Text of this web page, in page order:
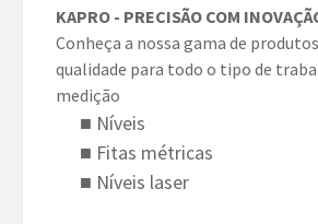
KAPRO - PRECISÃO COM
Conheça a nossa gama de
qualidade para todo o tipo de
medição
■ Níveis
■ Fitas métricas
■ Níveis laser